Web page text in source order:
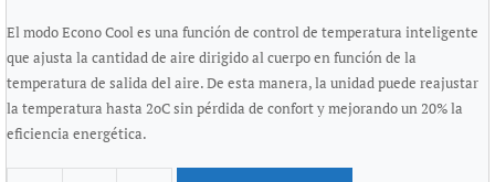
El modo Econo Cool es una función de control de temperatura inteligente
que ajusta la cantidad de aire dirigido al cuerpo en función de la
temperatura de salida del aire. De esta manera, la unidad puede reajustar
la temperatura hasta 2oC sin pérdida de confort y mejorando un 20% la
eficiencia energética.